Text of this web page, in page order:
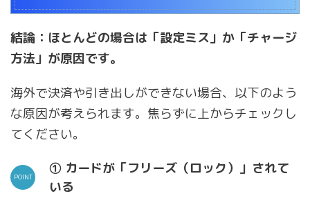
結論：ほとんどの場合は「設定ミス」か「チャージ
方法」が原因です。
海外で決済や引き出しができない場合、以下のよう
な原因が考えられます。焦らずに上からチェックし
てください。
① カードが「フリーズ（ロック）」されて
いる